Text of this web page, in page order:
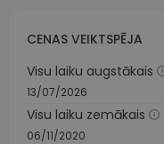
CENAS VEIKTSPĒJA
Visu laiku augstākais
13/07/2026
Visu laiku zemākais
06/11/2020